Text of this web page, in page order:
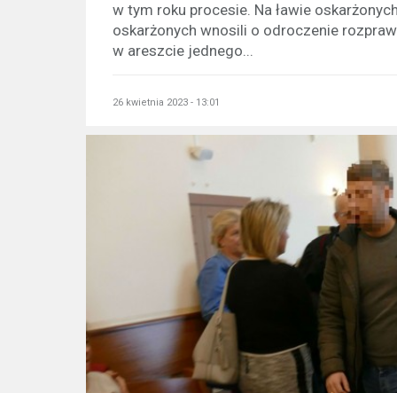
w tym roku procesie. Na ławie
oskarżonych wnosili o odroczenie
w areszcie jednego...
26 kwietnia 2023 - 13:01